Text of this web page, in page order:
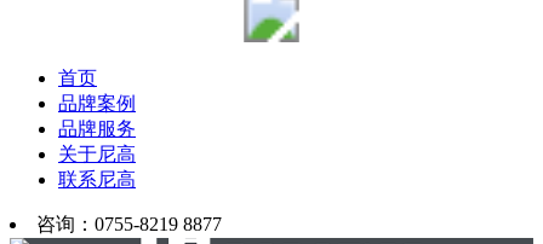
首页
品牌案例
品牌服务
关于尼高
联系尼高
咨询：0755-8219 8877